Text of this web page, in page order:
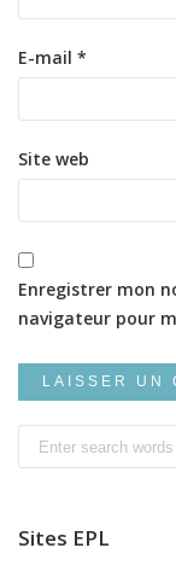
E-mail *
Site web
Enregistrer mon
navigateur pour
Search
for:
Sites EPL